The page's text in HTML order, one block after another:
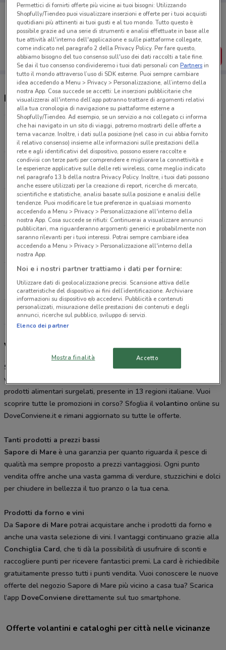
Porta DoveConviene sempre con te!
Puoi trovare le migliori offerte dei negozi vicino a te,
salvarle e creare la tua lista del risparmio, comodamente
dal tuo cellulare.
SCARICA L’APP
Negozi e orari Sapore di Mare
Via Per Alzate, 22 Cantù
5.4 km
CHIUSO
Via Iv Novembre, 16 Barzanò
10.1 km
CHIUSO
Via Dei Giovi, 69/B Grandate
10.7 km
CHIUSO
Via Salvo D' Acquisto, 12/B Appiano Gentile
16.7 km
CHIUSO
Via Reali Snc - Via Magenta Paderno Dugnano
21.7 km
CHIUSO
Tutti i negozi Sapore di Mare
Volantino, offerte e negozi Sapore di Mare
Sapore di Mare
è una catena di supermercati specializzati nella
vendita, principalmente sfusa e self service, di pesce e di altri
prodotti alimentari surgelati, presente in 13 regioni italiane. Vuoi
scoprire tutte le promozioni in corso? Sfoglia il volantino online su
DoveConviene.it e rimani aggiornato su tutte le offerte.
Tanti prodotti a prezzi bassi
Sapore di Mare è una garanzia per quanto riguarda il pesce di
qualità ma sempre proposto a prezzi vantaggiosi. Ogni punto
vendita offre anche una vasta gamma di verdure, stuzzichini e dolci
per chiudere in bellezza il tuo pranzo o la tua cena.
Prodotti da forno e vini
Da Sapore di Mare potrai acquistare anche i prodotti da forno e
anche una vasta selezione di vini. I vantaggi continuano grazie alla
Conchiglia Card, che ti dà la possibilità di usufruire di sconti e
raccogliere punti per ricevere fantastici premi. La card è richiedibile
gratuitamente presso tutti i punti vendita. Vuoi conoscere le nuove
offerte del negozio Sapore di Mare più vicino a casa tua? Scarica
l’app DoveConviene direttamente sul tuo smartphone.
Offerte volantini e cataloghi per città nelle vicinanze
Permettici di fornirti offerte più vicine ai tuoi bisogni: Utilizzando
Shopfully/Tiendeo puoi visualizzare inserzioni e offerte per i tuoi acquisti
quotidiani più attinenti ai tuoi gusti e al tuo mondo. Tutto questo è
possibile grazie ad una serie di strumenti e analisi effettuate in base alle
tue attività all'interno dell'applicazione e sulle piattaforme collegate,
come indicato nel paragrafo 2 della Privacy Policy. Per fare questo,
abbiamo bisogno del tuo consenso sull'uso dei dati raccolti a tale fine.
Se dai il tuo consenso condivideremo i tuoi dati personali conPartnersin
tutto il mondo attraverso l’uso di SDK esterne. Puoi sempre cambiare
idea accedendo a Menu > Privacy > Personalizzazione, all’interno della
nostra App. Cosa succede se accetti: Le inserzioni pubblicitarie che
visualizzerai all'interno dell’app potranno trattare di argomenti relativi
alla tua cronologia di navigazione su piattaforme esterne a
Shopfully/Tiendeo. Ad esempio, se un servizio a noi collegato ci informa
che hai navigato in un sito di viaggi, potremo mostrarti delle offerte a
tema vacanze. Inoltre, i dati sulla posizione (nel caso in cui abbia fornito
il relativo consenso) insieme alle informazioni sulle prestazioni della
rete e agli identificativi del dispositivo, possono essere raccolte e
condivisi con terze parti per comprendere e migliorare la connettività e
le esperienze applicative sulle delle reti wireless, come meglio indicato
nel paragrafo 13.b della nostra Privacy Policy. Inoltre, i tuoi dati possono
anche essere utilizzati per la creazione di report, ricerche di mercato,
scientifiche e statistiche, analisi basate sulla posizione e analisi delle
tendenze. Puoi modificare le tue preferenze in qualsiasi momento
accedendo a Menu > Privacy > Personalizzazione all'interno della
nostra App. Cosa succede se rifiuti: Continuerai a visualizzare annunci
pubblicitari, ma riguarderanno argomenti generici e probabilmente non
saranno rilevanti per i tuoi interessi. Potrai sempre cambiare idea
accedendo a Menu > Privacy > Personalizzazione all'interno della
nostra App.
Noi e i nostri partner trattiamo i dati per fornire:
Utilizzare dati di geolocalizzazione precisi. Scansione attiva delle
caratteristiche del dispositivo ai fini dell’identificazione. Archiviare
informazioni su dispositivo e/o accedervi. Pubblicità e contenuti
personalizzati, misurazione delle prestazioni dei contenuti e degli
annunci, ricerche sul pubblico, sviluppo di servizi.
Elenco dei partner
Mostra finalità Accetto